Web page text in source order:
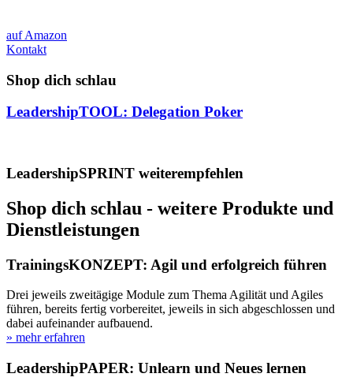
auf Amazon
Kontakt
Shop dich schlau
LeadershipTOOL: Delegation Poker
LeadershipSPRINT weiterempfehlen
Shop dich schlau - weitere Produkte und
Dienstleistungen
TrainingsKONZEPT: Agil und erfolgreich führen
Drei jeweils zweitägige Module zum Thema Agilität und Agiles
führen, bereits fertig vorbereitet, jeweils in sich abgeschlossen und
dabei aufeinander aufbauend.
» mehr erfahren
LeadershipPAPER: Unlearn und Neues lernen